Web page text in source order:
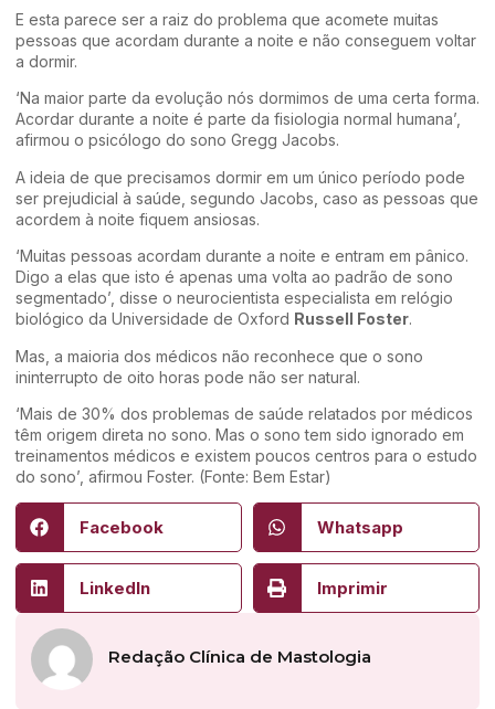
E esta parece ser a raiz do problema que acomete muitas
pessoas que acordam durante a noite e não conseguem voltar
a dormir.
‘Na maior parte da evolução nós dormimos de uma certa forma.
Acordar durante a noite é parte da fisiologia normal humana’,
afirmou o psicólogo do sono Gregg Jacobs.
A ideia de que precisamos dormir em um único período pode
ser prejudicial à saúde, segundo Jacobs, caso as pessoas que
acordem à noite fiquem ansiosas.
‘Muitas pessoas acordam durante a noite e entram em pânico.
Digo a elas que isto é apenas uma volta ao padrão de sono
segmentado’, disse o neurocientista especialista em relógio
biológico da Universidade de Oxford Russell Foster.
Mas, a maioria dos médicos não reconhece que o sono
ininterrupto de oito horas pode não ser natural.
‘Mais de 30% dos problemas de saúde relatados por médicos
têm origem direta no sono. Mas o sono tem sido ignorado em
treinamentos médicos e existem poucos centros para o estudo
do sono’, afirmou Foster. (Fonte: Bem Estar)
Facebook Whatsapp
LinkedIn Imprimir
Redação Clínica de Mastologia